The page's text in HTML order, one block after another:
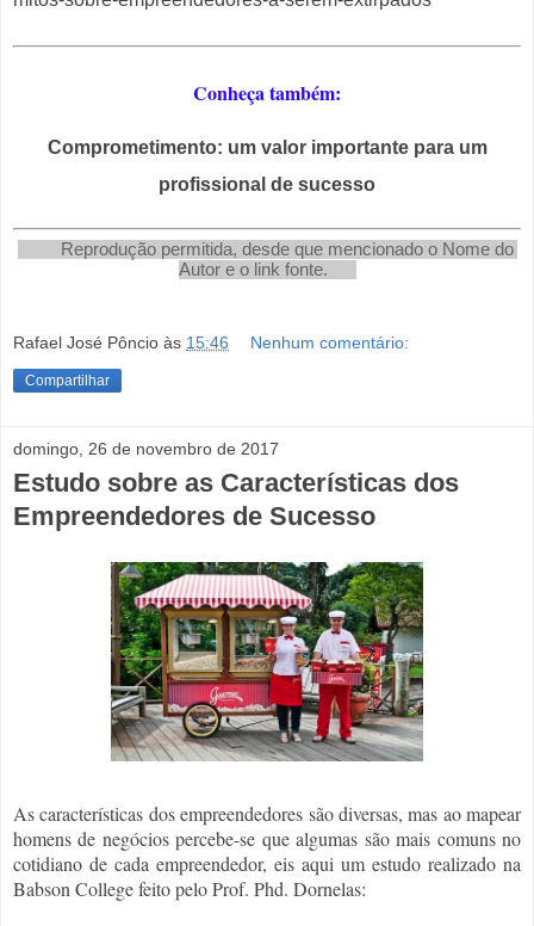
Conheça também:
Comprometimento: um valor importante para um
profissional de sucesso
Autor e o link fonte.
Rafael José Pôncio às 15:46 Nenhum comentário:
Compartilhar
domingo, 26 de novembro de 2017
Estudo sobre as Características dos
Empreendedores de Sucesso
As características dos empreendedores são diversas, mas ao mapear
homens de negócios percebe-se que algumas são mais comuns no
cotidiano de cada empreendedor, eis aqui um estudo realizado na
Babson College feito pelo Prof. Phd. Dornelas: